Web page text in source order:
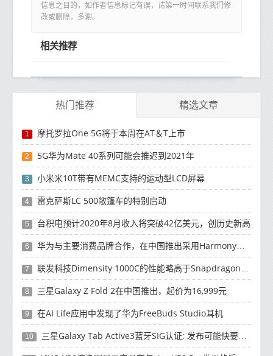
信息之目的，如作者信息标记有误，请第一时间联系我们修
改或删除，多谢。
相关推荐
热门推荐 精选文章
1 摩托罗拉One 5G将于本周在AT＆T上市
2 5G华为Mate 40系列可能会推迟到2021年
3 小米米10T带有MEMC支持的运动型LCD屏幕
4 雷克萨斯LC 500敞篷车的特别启动
5 台积电预计2020年8月收入将突破42亿美元，创历史新高
6 华为与主要消费品牌合作，在中国推出采用HarmonyOS 2.0的智能家居产品
7 联发科技Dimensity 1000C的性能略高于Snapdragon 765G
8 三星Galaxy Z Fold 2在中国推出，起价为16,999元
9 在AI Life应用中发现了华为FreeBuds Studio耳机
10 三星Galaxy Tab Active3蓝牙SIG认证; 发布可能快要结束了